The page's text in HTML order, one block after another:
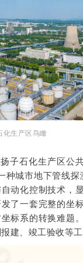
化生产区鸟瞰
子石化生产区公
种城市地下管线
动化控制技术，
发了一套完整的坐
标系的转换难题
报建、竣工验收等